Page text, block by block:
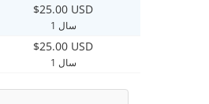
$25.00 USD
1 سال
$25.00 USD
1 سال